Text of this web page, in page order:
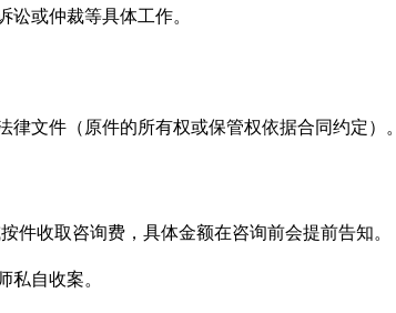
或仲裁等具体工作。
文件（原件的所有权或保管权依据合同约定）。
件收取咨询费，具体金额在咨询前会提前告知。
自收案。